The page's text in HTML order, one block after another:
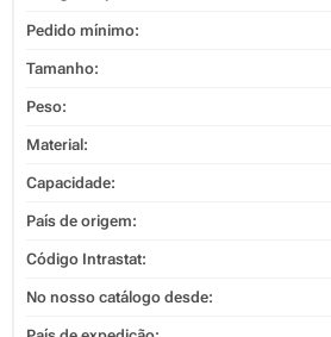
Pedido mínimo:
Tamanho:
Peso:
Material:
Capacidade:
País de origem:
Código Intrastat:
No nosso catálogo desde: